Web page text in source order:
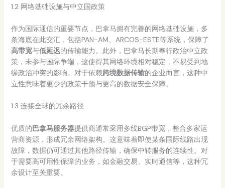
1.2 网络基础设施与中立国政策
作为国际通信的重要节点，巴拿马拥有完善的网络基础设施，多
条海底在此交汇，包括PAN-AM、ARCOS-ESTE等系统，保障了
高带宽与低延迟的传输能力。此外，巴拿马长期奉行政治中立政
策，未参与国际争端，这使得其网络环境相对稳定，不易受到地
缘政治冲突的影响。对于依赖跨境数据传输的企业而言，这种中
立性意味着更少的政策干预与更高的数据安全保障。
1.3 连接全球的冗余路径
优质的巴拿马服务器提供商通常采用多线BGP带宽，整合多家运
营商资源，形成冗余网络架构。这意味着即使某条国际线路出现
故障，数据仍可通过其他路径传输，确保中转服务的连续性。对
于需要高可用性保障的业务，如金融交易、实时通信等，这种冗
余设计至关重要。